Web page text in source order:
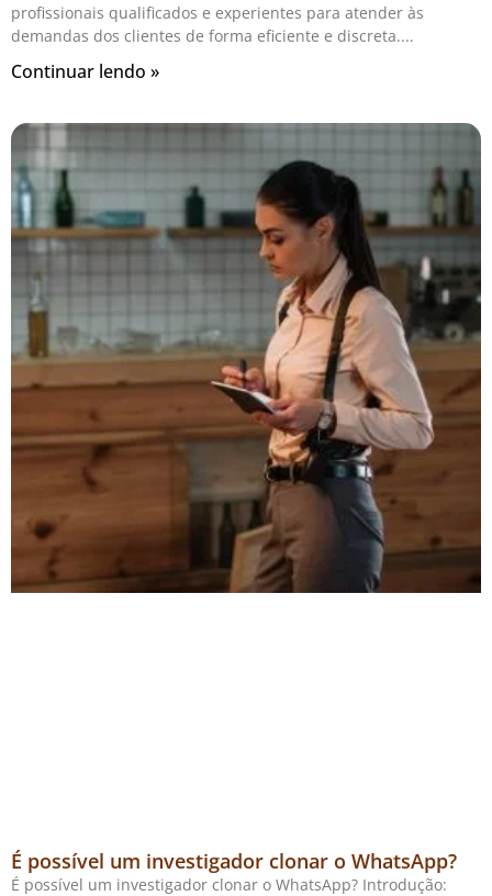
profissionais qualificados e experientes para atender às
demandas dos clientes de forma eficiente e discreta.
Continuar lendo »
É possível um investigador clonar o WhatsApp?
É possível um investigador clonar o WhatsApp? Introdução: